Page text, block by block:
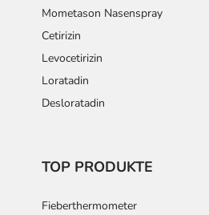
Mometason Nasenspray
Cetirizin
Levocetirizin
Loratadin
Desloratadin
TOP PRODUKTE
Fieberthermometer